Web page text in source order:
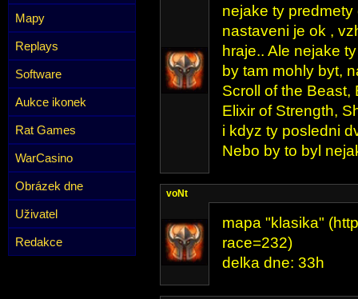
Mapy
Replays
Software
Aukce ikonek
Rat Games
WarCasino
Obrázek dne
Uživatel
Redakce
nejake ty
nastaveni je ok ,
hraje.. Ale nejake
by tam mohly byt,
Scroll of the Beast,
Elixir of Strength,
i kdyz ty posledni
Nebo by to byl
voNt
mapa "klasika"
race=232)
delka dne: 33h